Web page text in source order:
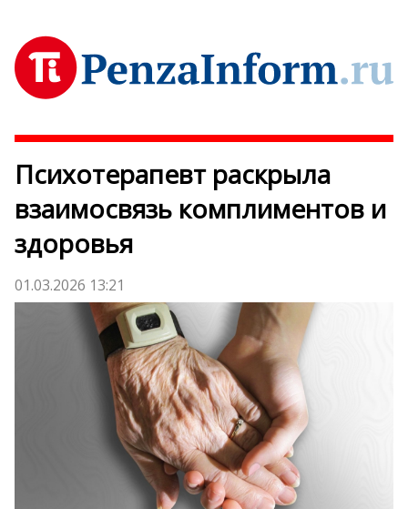
Психотерапевт раскрыла
взаимосвязь комплиментов и
здоровья
01.03.2026 13:21